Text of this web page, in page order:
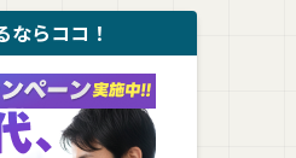
ならココ！